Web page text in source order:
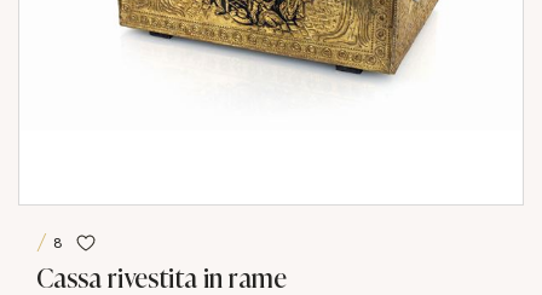
8
Cassa rivestita in rame